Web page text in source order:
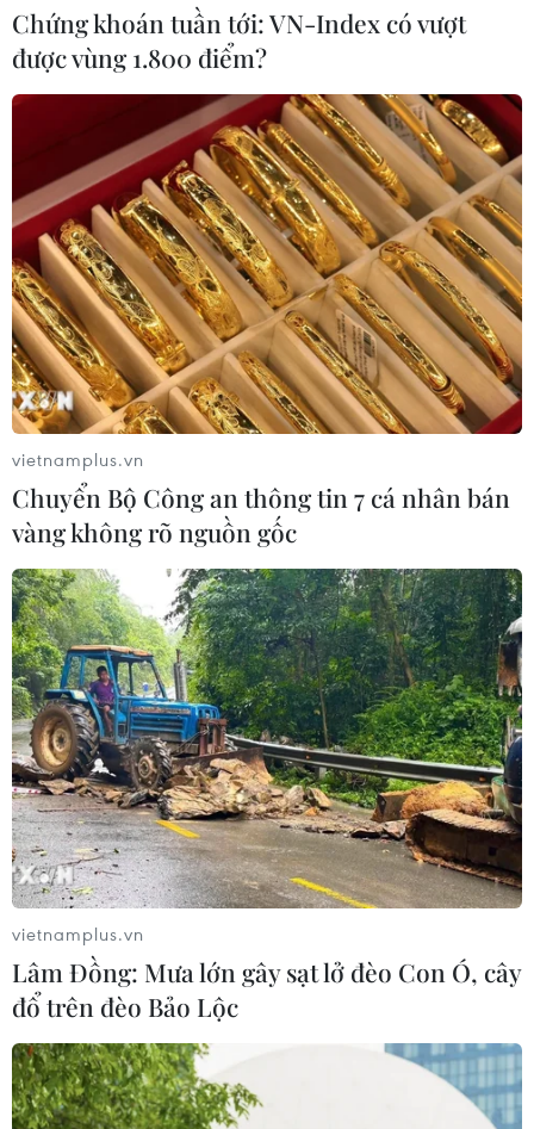
Theo dõi VietnamPlus
TIN LIÊN QUAN
Bộ đôi sinh lời VIB - Giải pháp tài chính
tối ưu dòng tiền đến 9,3%
22/09/2025 02:47
Khám phá bộ đôi sinh lời của VIB kết hợp tài khoản Siêu
lợi suất và thẻ Smart Card, giúp dòng tiền sinh lời đến
9,3% mỗi ngày. Tối ưu hoá tài chính cá nhân.
Chứng khoán tuần tới: VN-Index có vượt
được vùng 1.800 điểm?
vietnamplus.vn
Chuyển Bộ Công an thông tin 7 cá nhân bán
vàng không rõ nguồn gốc
vietnamplus.vn
Lâm Đồng: Mưa lớn gây sạt lở đèo Con Ó, cây
đổ trên đèo Bảo Lộc